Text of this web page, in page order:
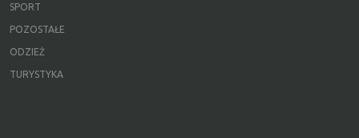
SPORT
POZOSTAŁE
ODZIEŻ
TURYSTYKA